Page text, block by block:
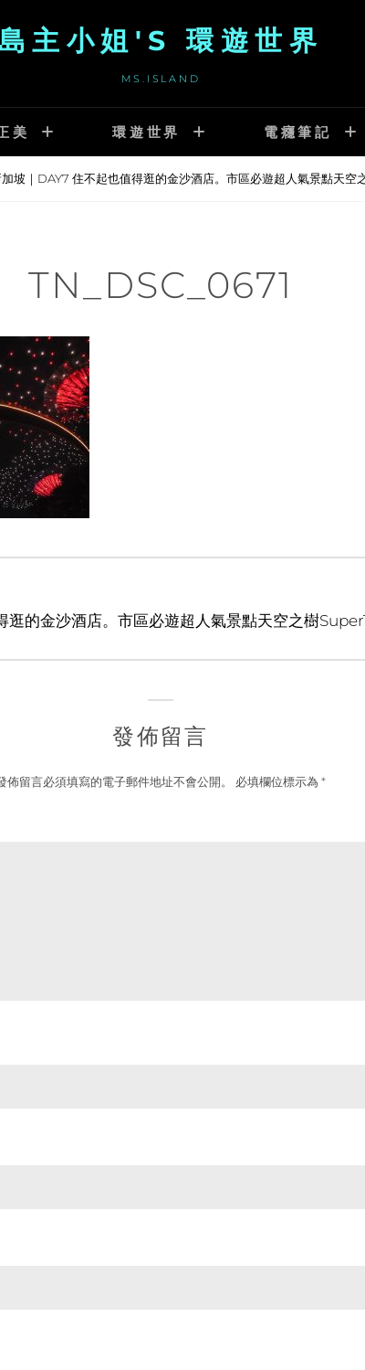
主小姐'S 環遊世界
MS.ISLAND
美 環遊世界 電癮筆記
加坡｜DAY7 住不起也值得逛的金沙酒店。市區必遊超人氣景點天空
TN_DSC_0671
逛的金沙酒店。市區必遊超人氣景點天空之樹
發佈留言
佈留言必須填寫的電子郵件地址不會公開。 必填欄位標示為 *